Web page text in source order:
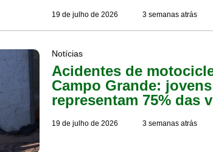
19 de julho de 2026 3 semanas atrás
Notícias
Acidentes de
Campo Grande: jovens
representam 75% das
19 de julho de 2026 3 semanas atrás